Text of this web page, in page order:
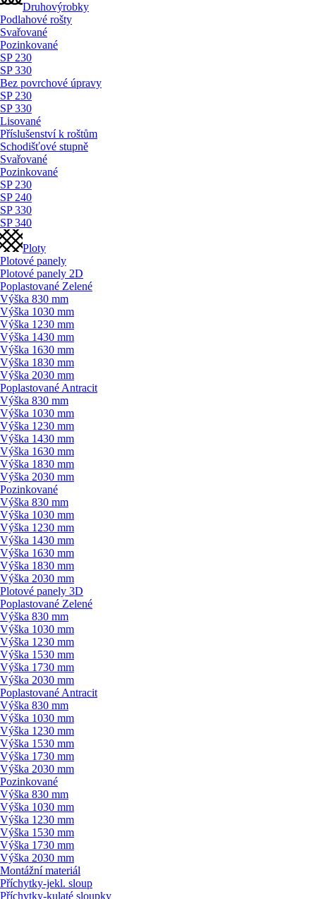
Druhovýrobky
Podlahové rošty
Svařované
Pozinkované
SP 230
SP 330
Bez povrchové úpravy
SP 230
SP 330
Lisované
Příslušenství k roštům
Schodišťové stupně
Svařované
Pozinkované
SP 230
SP 240
SP 330
SP 340
Ploty
Plotové panely
Plotové panely 2D
Poplastované Zelené
Výška 830 mm
Výška 1030 mm
Výška 1230 mm
Výška 1430 mm
Výška 1630 mm
Výška 1830 mm
Výška 2030 mm
Poplastované Antracit
Výška 830 mm
Výška 1030 mm
Výška 1230 mm
Výška 1430 mm
Výška 1630 mm
Výška 1830 mm
Výška 2030 mm
Pozinkované
Výška 830 mm
Výška 1030 mm
Výška 1230 mm
Výška 1430 mm
Výška 1630 mm
Výška 1830 mm
Výška 2030 mm
Plotové panely 3D
Poplastované Zelené
Výška 830 mm
Výška 1030 mm
Výška 1230 mm
Výška 1530 mm
Výška 1730 mm
Výška 2030 mm
Poplastované Antracit
Výška 830 mm
Výška 1030 mm
Výška 1230 mm
Výška 1530 mm
Výška 1730 mm
Výška 2030 mm
Pozinkované
Výška 830 mm
Výška 1030 mm
Výška 1230 mm
Výška 1530 mm
Výška 1730 mm
Výška 2030 mm
Montážní materiál
Příchytky-jekl. sloup
Příchytky-kulaté sloupky